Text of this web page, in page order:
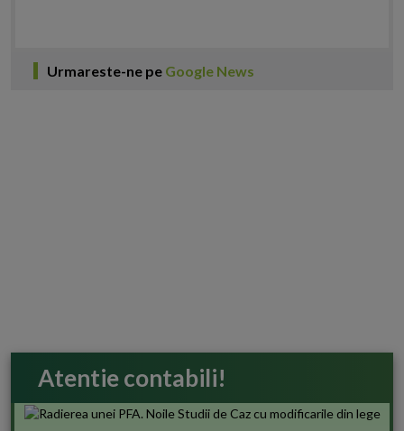
Urmareste-ne pe Google News
Atentie contabili!